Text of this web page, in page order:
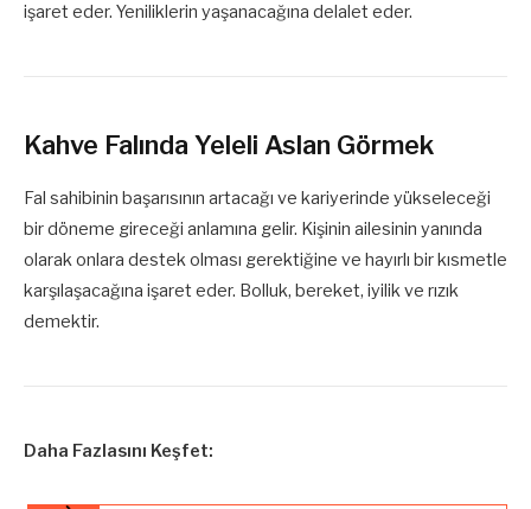
işaret eder. Yeniliklerin yaşanacağına delalet eder.
Kahve Falında Yeleli Aslan Görmek
Fal sahibinin başarısının artacağı ve kariyerinde yükseleceği
bir döneme gireceği anlamına gelir. Kişinin ailesinin yanında
olarak onlara destek olması gerektiğine ve hayırlı bir kısmetle
karşılaşacağına işaret eder. Bolluk, bereket, iyilik ve rızık
demektir.
Daha Fazlasını Keşfet: